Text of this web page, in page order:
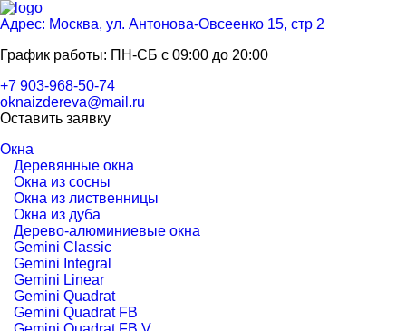
Адрес: Москва, ул. Антонова-Овсеенко 15, стр 2
График работы: ПН-СБ с 09:00 до 20:00
+7 903-968-50-74
oknaizdereva@mail.ru
Оставить заявку
Окна
Деревянные окна
Окна из сосны
Окна из лиственницы
Окна из дуба
Дерево-алюминиевые окна
Gemini Classic
Gemini Integral
Gemini Linear
Gemini Quadrat
Gemini Quadrat FB